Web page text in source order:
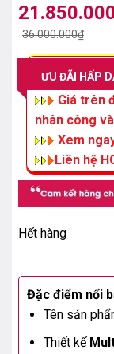
36.000.000₫
Giá
gốc
36.000.000₫.
Giá
hiện
21.850.000₫.
ƯU ĐÃI HẤP
Giá trên
nhân công
Xem
Liên hệ
Hết hàng
Đặc điểm nổi
Tên sản
Thiết kế